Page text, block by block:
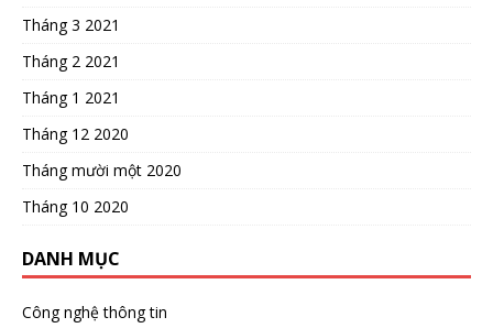
Tháng 3 2021
Tháng 2 2021
Tháng 1 2021
Tháng 12 2020
Tháng mười một 2020
Tháng 10 2020
DANH MỤC
Công nghệ thông tin